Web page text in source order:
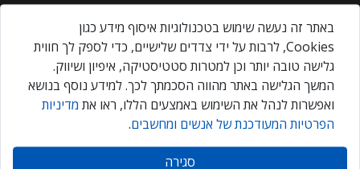
About Us
Privacy Policy
Contact Us
Our Events
אנשים ומחשבים © 2026 – כל הזכויות שמורות
באתר זה נעשה שימוש בטכנולוגיות איסוף מידע כגון
Cookies, לרבות על ידי צדדים שלישיים, כדי לספק לך חווית
גלישה טובה יותר וכן למטרות סטטיסטיקה, איפיון ושיווק.
המשך הגלישה באתר מהווה הסכמתך לכך. למידע נוסף בנושא
ואפשרות לנהל את השימוש באמצעים הללו, ראו את מדיניות
הפרטיות המעודכנת של אנשים ומחשבים.
סגירה